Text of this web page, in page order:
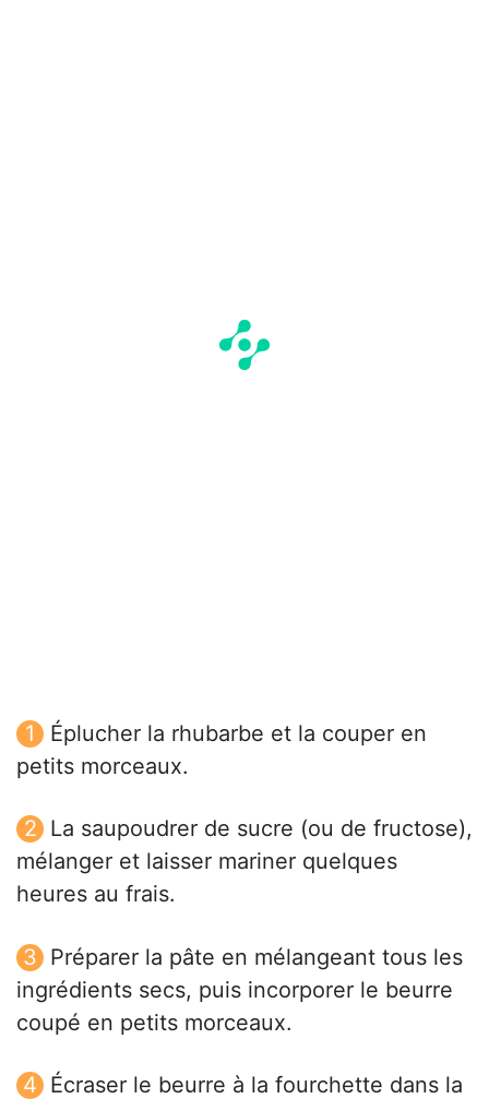
Éplucher la rhubarbe et la couper en
petits morceaux.
La saupoudrer de sucre (ou de fructose),
mélanger et laisser mariner quelques
heures au frais.
Préparer la pâte en mélangeant tous les
ingrédients secs, puis incorporer le beurre
coupé en petits morceaux.
Écraser le beurre à la fourchette dans la